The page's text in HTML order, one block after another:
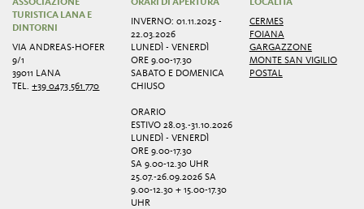
ASSOCIAZIONE
TURISTICA LANA E
DINTORNI
VIA ANDREAS-HOFER
9/1
39011 LANA
TEL.+39 0473 561 770
ORARI DI APERTURA
INVERNO: 01.11.2025 -
22.03.2026
LUNEDÌ - VENERDÌ
ORE 9.00-17.30
SABATO E DOMENICA
CHIUSO
ORARIO
ESTIVO 28.03.-31.10.2026
LUNEDÌ - VENERDÌ
ORE 9.00-17.30
SA 9.00-12.30 UHR
25.07.-26.09.2026 SA
9.00-12.30 + 15.00-17.30
UHR
LOCALITÀ
CERMES
FOIANA
GARGAZZONE
MONTE SAN VIGILIO
POSTAL